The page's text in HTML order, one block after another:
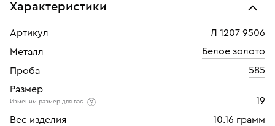
Характеристики
Артикул
Л 1207 9506
Металл
Белое золото
Проба
585
Размер
Изменим размер для вас
19
Вес изделия
10.16 грамм